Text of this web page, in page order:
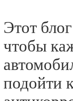
Этот
чтобы
подойти